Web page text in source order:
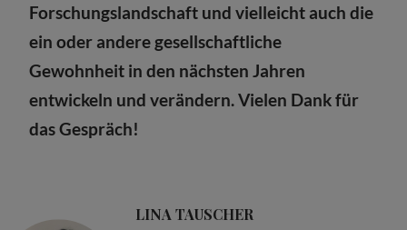
Forschungslandschaft und vielleicht auch die
ein oder andere gesellschaftliche
Gewohnheit in den nächsten Jahren
entwickeln und verändern. Vielen Dank für
das Gespräch!
LINA TAUSCHER